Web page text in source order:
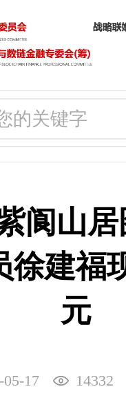
阆山
徐建福
元
05-17 14332